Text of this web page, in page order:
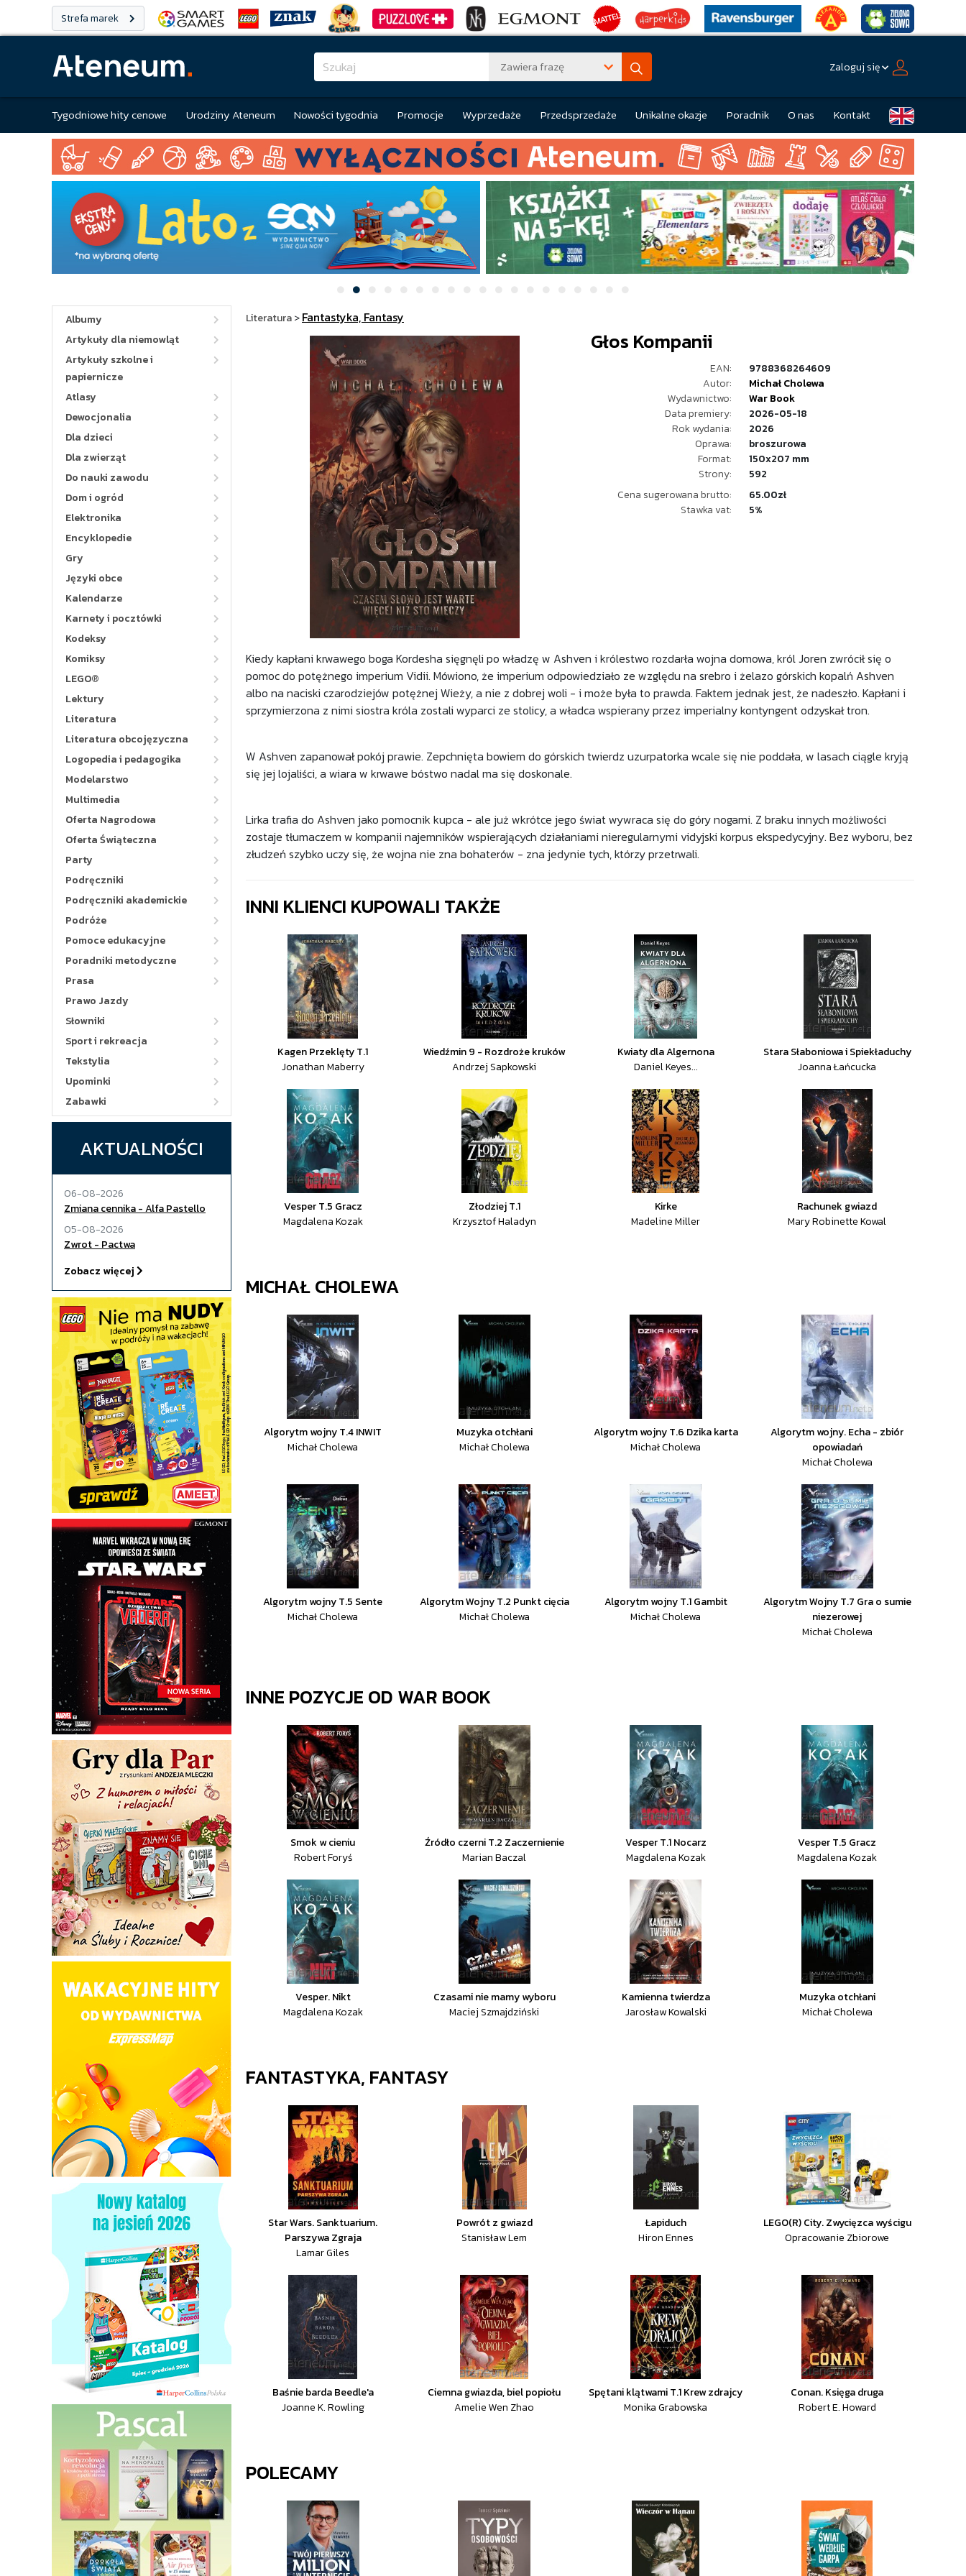
Strefa marek
Zawiera frazę Zaloguj się
Tygodniowe hity cenowe Urodziny Ateneum Nowości tygodnia Promocje Wyprzedaże Przedsprzedaże Unikalne okazje Poradnik O nas Kontakt
Albumy
Artykuły dla niemowląt
Artykuły szkolne i
papiernicze
Atlasy
Dewocjonalia
Dla dzieci
Dla zwierząt
Do nauki zawodu
Dom i ogród
Elektronika
Encyklopedie
Gry
Języki obce
Kalendarze
Karnety i pocztówki
Kodeksy
Komiksy
LEGO®
Lektury
Literatura
Literatura obcojęzyczna
Logopedia i pedagogika
Modelarstwo
Multimedia
Oferta Nagrodowa
Oferta Świąteczna
Party
Podręczniki
Podręczniki akademickie
Podróże
Pomoce edukacyjne
Poradniki metodyczne
Prasa
Prawo Jazdy
Słowniki
Sport i rekreacja
Tekstylia
Upominki
Zabawki
AKTUALNOŚCI
06-08-2026
Zmiana cennika - Alfa Pastello
05-08-2026
Zwrot - Pactwa
Zobacz więcej
Literatura>Fantastyka, Fantasy
Głos Kompanii
EAN:
9788368264609
Autor:
Michał Cholewa
Wydawnictwo:
War Book
Data premiery:
2026-05-18
Rok wydania:
2026
Oprawa:
broszurowa
Format:
150x207 mm
Strony:
592
Cena sugerowana brutto:
65.00zł
Stawka vat:
5%
Kiedy kapłani krwawego boga Kordesha sięgnęli po władzę w Ashven i królestwo rozdarła wojna domowa, król Joren zwrócił się o
pomoc do potężnego imperium Vidii. Mówiono, że imperium odpowiedziało ze względu na srebro i żelazo górskich kopalń Ashven
albo na naciski czarodziejów potężnej Wieży, a nie z dobrej woli - i może była to prawda. Faktem jednak jest, że nadeszło. Kapłani i
sprzymierzona z nimi siostra króla zostali wyparci ze stolicy, a władca wspierany przez imperialny kontyngent odzyskał tron.
W Ashven zapanował pokój prawie. Zepchnięta bowiem do górskich twierdz uzurpatorka wcale się nie poddała, w lasach ciągle kryją
się jej lojaliści, a wiara w krwawe bóstwo nadal ma się doskonale.
Lirka trafia do Ashven jako pomocnik kupca - ale już wkrótce jego świat wywraca się do góry nogami. Z braku innych możliwości
zostaje tłumaczem w kompanii najemników wspierających działaniami nieregularnymi vidyjski korpus ekspedycyjny. Bez wyboru, bez
złudzeń szybko uczy się, że wojna nie zna bohaterów - zna jedynie tych, którzy przetrwali.
INNI KLIENCI KUPOWALI TAKŻE
Kagen Przeklęty T.1
Jonathan Maberry
Wiedźmin 9 - Rozdroże kruków
Andrzej Sapkowski
Kwiaty dla Algernona
Daniel Keyes...
Stara Słaboniowa i Spiekładuchy
Joanna Łańcucka
Vesper T.5 Gracz
Magdalena Kozak
Złodziej T.1
Krzysztof Haladyn
Kirke
Madeline Miller
Rachunek gwiazd
Mary Robinette Kowal
MICHAŁ CHOLEWA
Algorytm wojny T.4 INWIT
Michał Cholewa
Muzyka otchłani
Michał Cholewa
Algorytm wojny T.6 Dzika karta
Michał Cholewa
Algorytm wojny. Echa - zbiór
opowiadań
Michał Cholewa
Algorytm wojny T.5 Sente
Michał Cholewa
Algorytm Wojny T.2 Punkt cięcia
Michał Cholewa
Algorytm wojny T.1 Gambit
Michał Cholewa
Algorytm Wojny T.7 Gra o sumie
niezerowej
Michał Cholewa
INNE POZYCJE OD WAR BOOK
Smok w cieniu
Robert Foryś
Źródło czerni T.2 Zaczernienie
Marian Baczal
Vesper T.1 Nocarz
Magdalena Kozak
Vesper T.5 Gracz
Magdalena Kozak
Vesper. Nikt
Magdalena Kozak
Czasami nie mamy wyboru
Maciej Szmajdziński
Kamienna twierdza
Jarosław Kowalski
Muzyka otchłani
Michał Cholewa
FANTASTYKA, FANTASY
Star Wars. Sanktuarium.
Parszywa Zgraja
Lamar Giles
Powrót z gwiazd
Stanisław Lem
Łapiduch
Hiron Ennes
LEGO(R) City. Zwycięzca wyścigu
Opracowanie Zbiorowe
Baśnie barda Beedle'a
Joanne K. Rowling
Ciemna gwiazda, biel popiołu
Amelie Wen Zhao
Spętani klątwami T.1 Krew zdrajcy
Monika Grabowska
Conan. Księga druga
Robert E. Howard
POLECAMY